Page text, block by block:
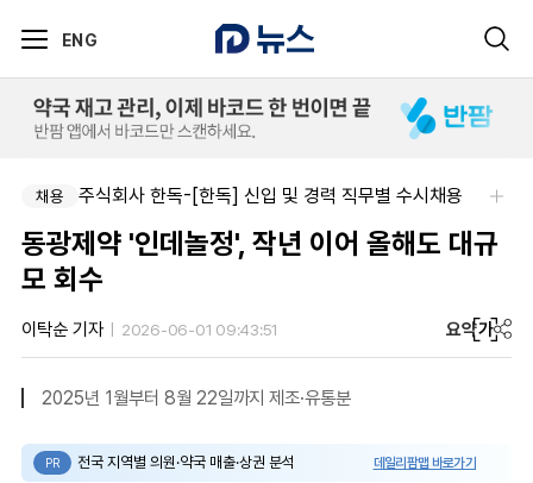
ENG
채용 주식회사 한독-[한독] 신입 및 경력 직무별 수시채용
동광제약 '인데놀정', 작년 이어 올해도 대규
모 회수
이탁순 기자 2026-06-01 09:43:51 요약가
2025년 1월부터 8월 22일까지 제조·유통분
PR 전국 지역별 의원·약국 매출·상권 분석 데일리팜맵 바로가기